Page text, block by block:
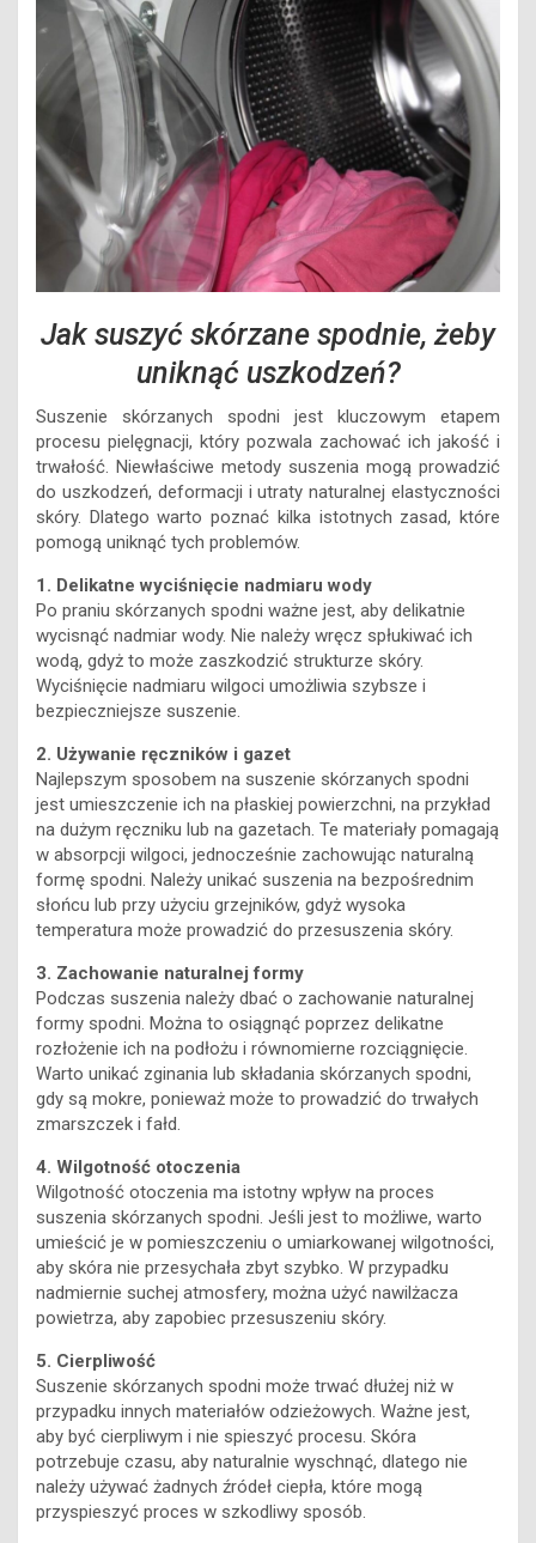
Jak suszyć skórzane spodnie, żeby
uniknąć uszkodzeń?
Suszenie skórzanych spodni jest kluczowym etapem
procesu pielęgnacji, który pozwala zachować ich jakość i
trwałość. Niewłaściwe metody suszenia mogą prowadzić
do uszkodzeń, deformacji i utraty naturalnej elastyczności
skóry. Dlatego warto poznać kilka istotnych zasad, które
pomogą uniknąć tych problemów.
1. Delikatne wyciśnięcie nadmiaru wody
Po praniu skórzanych spodni ważne jest, aby delikatnie
wycisnąć nadmiar wody. Nie należy wręcz spłukiwać ich
wodą, gdyż to może zaszkodzić strukturze skóry.
Wyciśnięcie nadmiaru wilgoci umożliwia szybsze i
bezpieczniejsze suszenie.
2. Używanie ręczników i gazet
Najlepszym sposobem na suszenie skórzanych spodni
jest umieszczenie ich na płaskiej powierzchni, na przykład
na dużym ręczniku lub na gazetach. Te materiały pomagają
w absorpcji wilgoci, jednocześnie zachowując naturalną
formę spodni. Należy unikać suszenia na bezpośrednim
słońcu lub przy użyciu grzejników, gdyż wysoka
temperatura może prowadzić do przesuszenia skóry.
3. Zachowanie naturalnej formy
Podczas suszenia należy dbać o zachowanie naturalnej
formy spodni. Można to osiągnąć poprzez delikatne
rozłożenie ich na podłożu i równomierne rozciągnięcie.
Warto unikać zginania lub składania skórzanych spodni,
gdy są mokre, ponieważ może to prowadzić do trwałych
zmarszczek i fałd.
4. Wilgotność otoczenia
Wilgotność otoczenia ma istotny wpływ na proces
suszenia skórzanych spodni. Jeśli jest to możliwe, warto
umieścić je w pomieszczeniu o umiarkowanej wilgotności,
aby skóra nie przesychała zbyt szybko. W przypadku
nadmiernie suchej atmosfery, można użyć nawilżacza
powietrza, aby zapobiec przesuszeniu skóry.
5. Cierpliwość
Suszenie skórzanych spodni może trwać dłużej niż w
przypadku innych materiałów odzieżowych. Ważne jest,
aby być cierpliwym i nie spieszyć procesu. Skóra
potrzebuje czasu, aby naturalnie wyschnąć, dlatego nie
należy używać żadnych źródeł ciepła, które mogą
przyspieszyć proces w szkodliwy sposób.